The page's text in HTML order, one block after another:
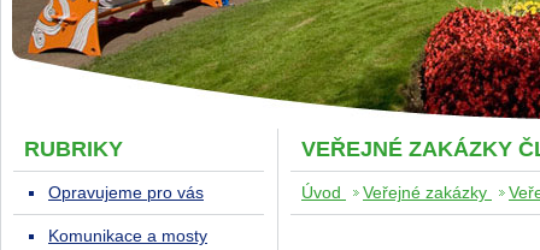
VEŘEJNÉ ZAKÁZKY
Úvod Veřejné zakázky
RUBRIKY
Opravujeme pro vás
Komunikace a mosty